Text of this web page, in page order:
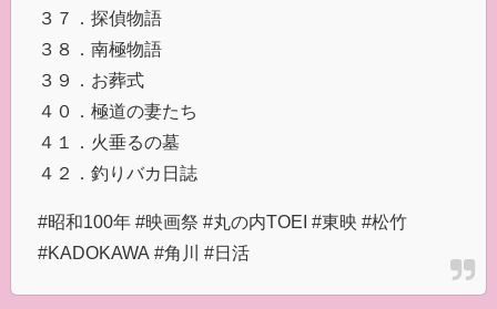
３７．探偵物語
３８．南極物語
３９．お葬式
４０．極道の妻たち
４１．火垂るの墓
４２．釣りバカ日誌
#昭和100年 #映画祭 #丸の内TOEI #東映 #松竹
#KADOKAWA #角川 #日活